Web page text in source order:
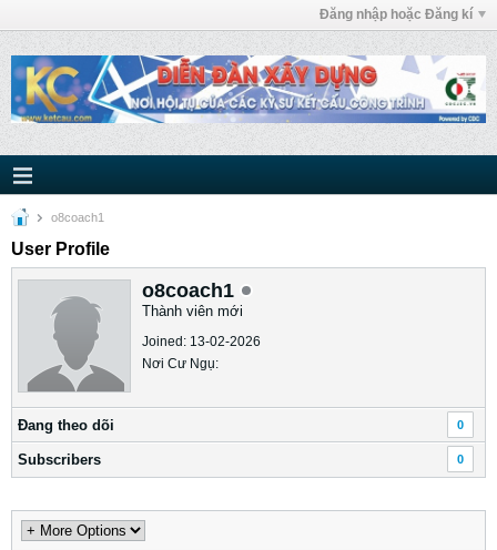
Đăng nhập hoặc Đăng kí
o8coach1
User Profile
o8coach1
Thành viên mới
Joined: 13-02-2026
Nơi Cư Ngụ:
Ðang theo dõi 0
Subscribers 0